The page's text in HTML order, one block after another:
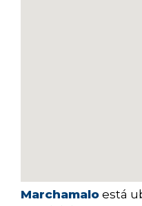
Marchamalo está